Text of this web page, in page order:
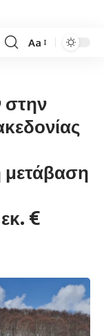
Font
Aa
στην
μετάβαση
€